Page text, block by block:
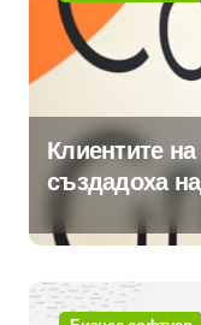
Клиентите на
създадоха
приложения
с помощта
изкуствен